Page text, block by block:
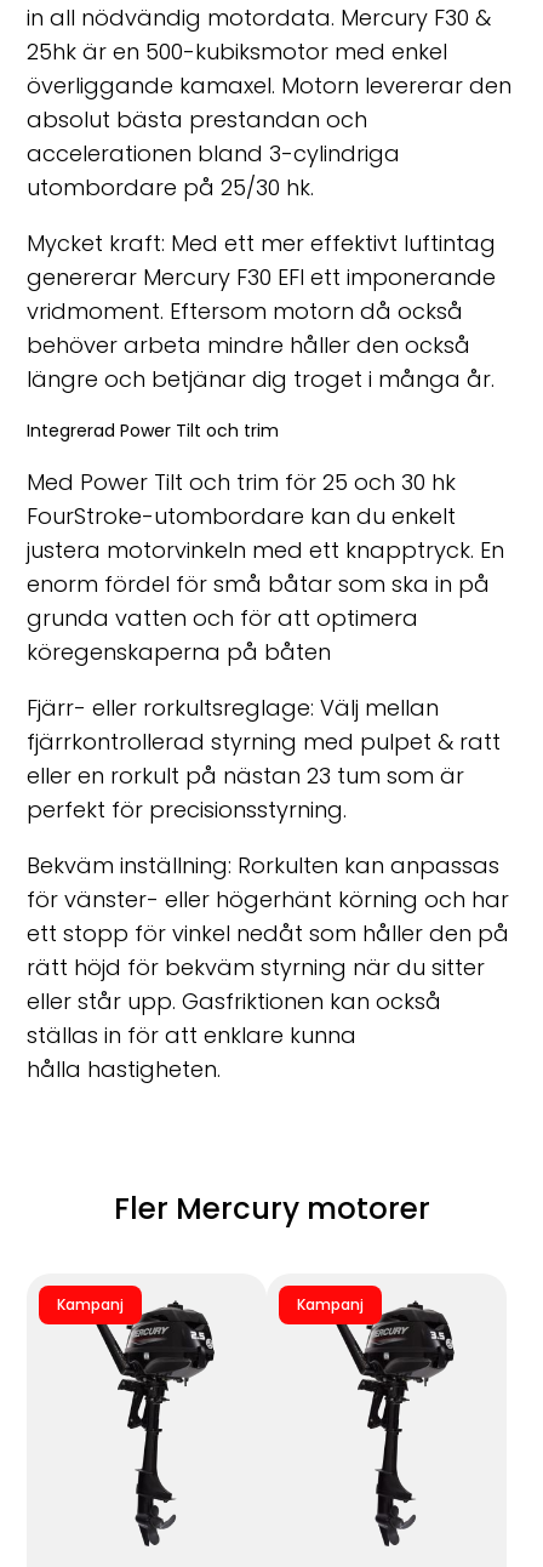
in all nödvändig motordata. Mercury F30 &
25hk är en 500-kubiksmotor med enkel
överliggande kamaxel. Motorn levererar den
absolut bästa prestandan och
accelerationen bland 3-cylindriga
utombordare på 25/30 hk.
Mycket kraft: Med ett mer effektivt luftintag
genererar Mercury F30 EFI ett imponerande
vridmoment. Eftersom motorn då också
behöver arbeta mindre håller den också
längre och betjänar dig troget i många år.
Integrerad Power Tilt och trim
Med Power Tilt och trim för 25 och 30 hk
FourStroke-utombordare kan du enkelt
justera motorvinkeln med ett knapptryck. En
enorm fördel för små båtar som ska in på
grunda vatten och för att optimera
köregenskaperna på båten
Fjärr- eller rorkultsreglage: Välj mellan
fjärrkontrollerad styrning med pulpet & ratt
eller en rorkult på nästan 23 tum som är
perfekt för precisionsstyrning.
Bekväm inställning: Rorkulten kan anpassas
för vänster- eller högerhänt körning och har
ett stopp för vinkel nedåt som håller den på
rätt höjd för bekväm styrning när du sitter
eller står upp. Gasfriktionen kan också
ställas in för att enklare kunna
hålla hastigheten.
Fler Mercury motorer
Kampanj Kampanj